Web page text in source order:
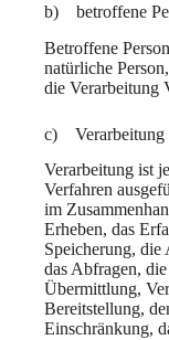
b) betroffene
Betroffene
natürliche
die Verarbeitung
c) Verarbeitung
Verarbeitung ist
Verfahren
im
Erheben, das
Speicherung, die
das Abfragen,
Übermittlung,
Bereitstellung,
Einschränkung,